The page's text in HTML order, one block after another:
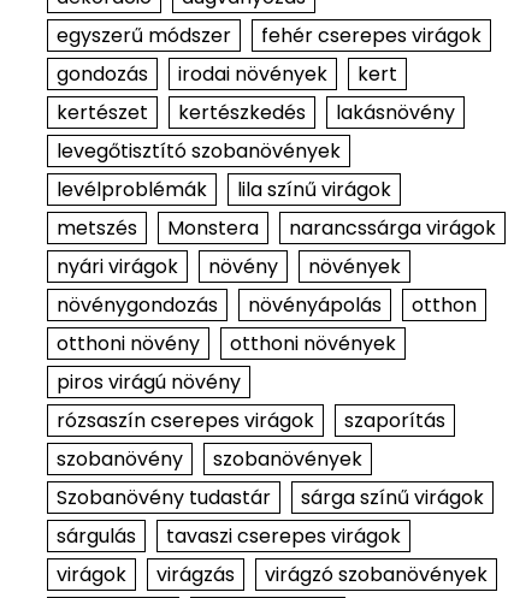
egyszerű módszer
fehér cserepes virágok
gondozás
irodai növények
kert
kertészet
kertészkedés
lakásnövény
levegőtisztító szobanövények
levélproblémák
lila színű virágok
metszés
Monstera
narancssárga virágok
nyári virágok
növény
növények
növénygondozás
növényápolás
otthon
otthoni növény
otthoni növények
piros virágú növény
rózsaszín cserepes virágok
szaporítás
szobanövény
szobanövények
Szobanövény tudastár
sárga színű virágok
sárgulás
tavaszi cserepes virágok
virágok
virágzás
virágzó szobanövények